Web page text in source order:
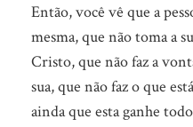
Então, você vê que a
mesma, que não toma a
Cristo, que não faz a
sua, que não faz o que
ainda que esta ganhe